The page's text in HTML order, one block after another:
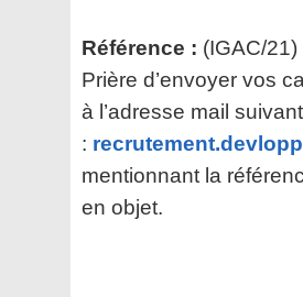
Référence : (IGAC/21)
Prière d’envoyer vos
à l’adresse mail
:
mentionnant la
en objet.